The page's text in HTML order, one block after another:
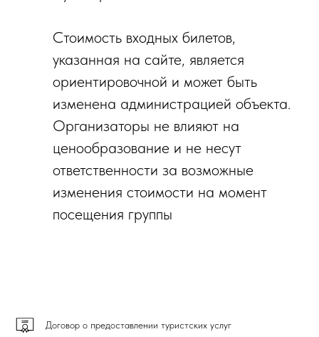
Стоимость входных билетов,
указанная на сайте, является
ориентировочной и может быть
изменена администрацией объекта.
Организаторы не влияют на
ценообразование и не несут
ответственности за возможные
изменения стоимости на момент
посещения группы
Договор о предоставлении туристских услуг